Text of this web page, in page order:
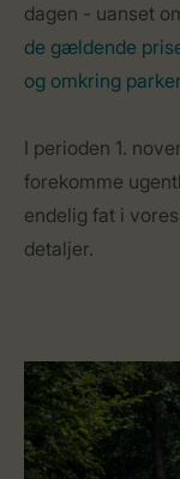
dagen - uanset
de gældende
og omkring
I perioden 1.
forekomme
endelig fat i
detaljer.